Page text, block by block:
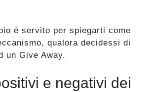
è servito per spiegarti come
qualora decidessi di
un Give Away.
e negativi dei